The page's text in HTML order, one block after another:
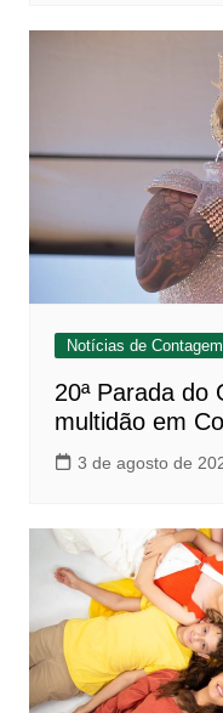
Notícias de Contagem
20ª Parada do
multidão em
3 de agosto de